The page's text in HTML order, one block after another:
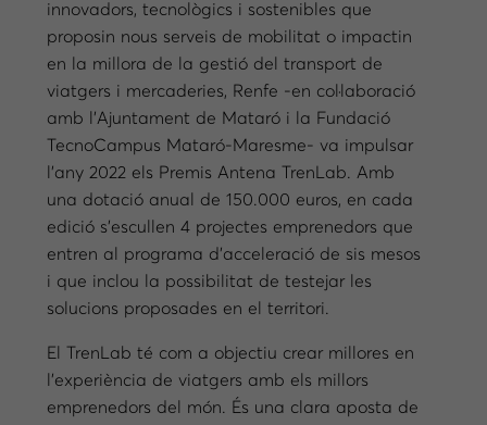
innovadors, tecnològics i sostenibles que
proposin nous serveis de mobilitat o impactin
en la millora de la gestió del transport de
viatgers i mercaderies, Renfe -en col·laboració
amb l’Ajuntament de Mataró i la Fundació
TecnoCampus Mataró-Maresme- va impulsar
l’any 2022 els Premis Antena TrenLab. Amb
una dotació anual de 150.000 euros, en cada
edició s’escullen 4 projectes emprenedors que
entren al programa d’acceleració de sis mesos
i que inclou la possibilitat de testejar les
solucions proposades en el territori.
El TrenLab té com a objectiu crear millores en
l’experiència de viatgers amb els millors
emprenedors del món. És una clara aposta de